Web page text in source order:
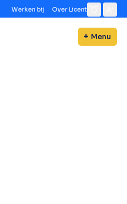
Werken bij Over Licent
Menu